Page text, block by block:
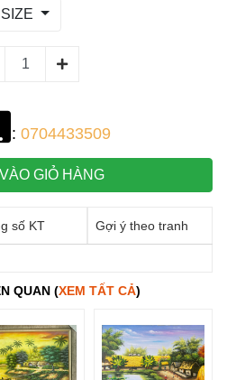
SIZE
: 0704433509
GIỎ HÀNG
số KT Gợi ý theo tranh
QUAN (XEM TẤT CẢ)